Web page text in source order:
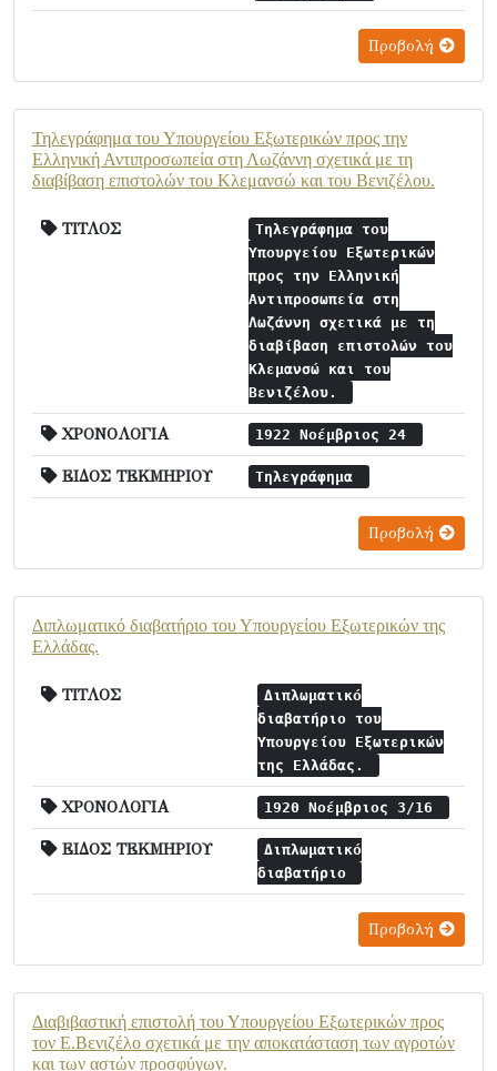
Προβολή
Τηλεγράφημα του Υπουργείου Εξωτερικών προς την
Ελληνική Αντιπροσωπεία στη Λωζάννη σχετικά με τη
διαβίβαση επιστολών του Κλεμανσώ και του Βενιζέλου.
ΤΙΤΛΟΣ
Τηλεγράφημα του
Υπουργείου Εξωτερικών
προς την Ελληνική
Αντιπροσωπεία στη
Λωζάννη σχετικά με τη
διαβίβαση επιστολών του
Κλεμανσώ και του
Βενιζέλου.
ΧΡΟΝΟΛΟΓΙΑ 1922 Νοέμβριος 24
ΕΙΔΟΣ ΤΕΚΜΗΡΙΟΥ Τηλεγράφημα
Προβολή
Διπλωματικό διαβατήριο του Υπουργείου Εξωτερικών της
Ελλάδας.
ΤΙΤΛΟΣ
Διπλωματικό
διαβατήριο του
Υπουργείου Εξωτερικών
της Ελλάδας.
ΧΡΟΝΟΛΟΓΙΑ 1920 Νοέμβριος 3/16
ΕΙΔΟΣ ΤΕΚΜΗΡΙΟΥ
Διπλωματικό
διαβατήριο
Προβολή
Διαβιβαστική επιστολή του Υπουργείου Εξωτερικών προς
τον Ε.Βενιζέλο σχετικά με την αποκατάσταση των αγροτών
και των αστών προσφύγων.